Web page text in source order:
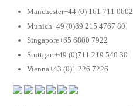
Manchester+44 (0) 161 711 0602
Munich+49 (0)89 215 4767 80
Singapore+65 6800 7922
Stuttgart+49 (0)711 219 540 30
Vienna+43 (0)1 226 7226